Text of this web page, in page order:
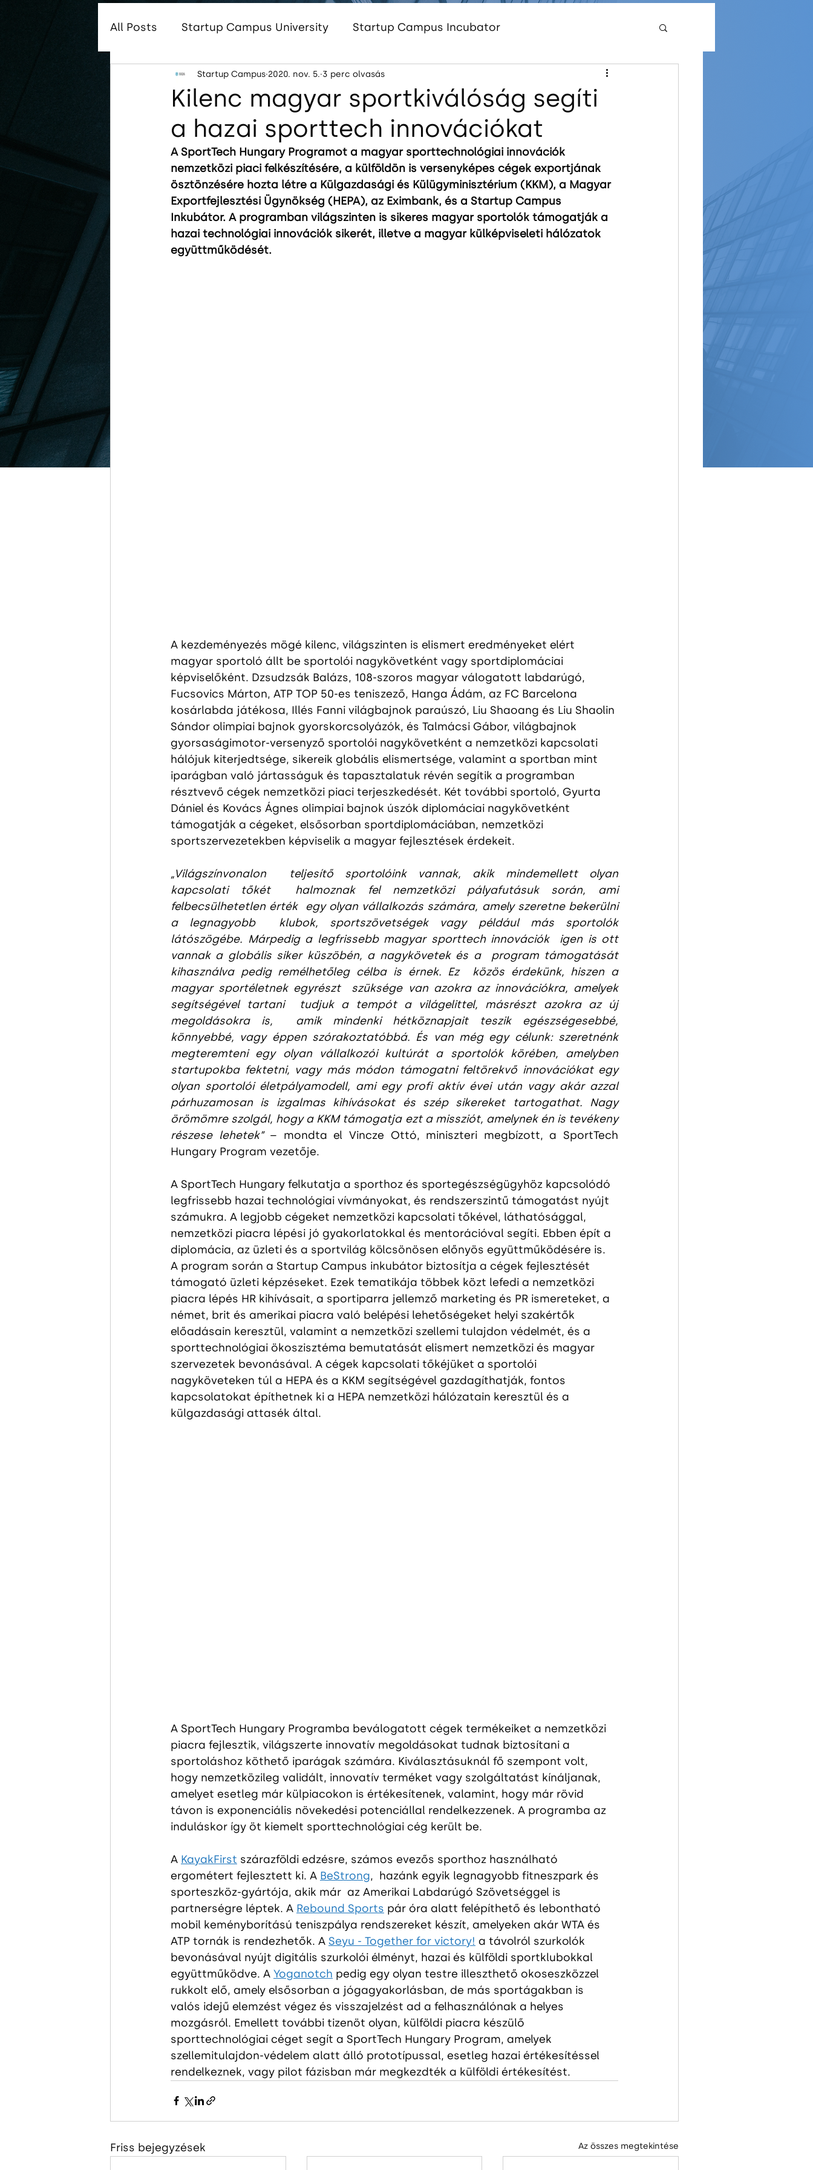
All Posts Startup Campus University Startup Campus Incubator
Startup Campus Global Startup Campus Women
Startup Campus Tungsram InnoEnergy HUB Hungary Startup Campus
Kilenc magyar sportkiválóság segíti
a hazai sporttech innovációkat
Startup Campus 2020. nov. 5. 3 perc olvasás
A SportTech Hungary Programot a magyar sporttechnológiai innovációk
nemzetközi piaci felkészítésére, a külföldön is versenyképes cégek exportjának
ösztönzésére hozta létre a Külgazdasági és Külügyminisztérium (KKM), a Magyar
Exportfejlesztési Ügynökség (HEPA), az Eximbank, és a Startup Campus
Inkubátor. A programban világszinten is sikeres magyar sportolók támogatják a
hazai technológiai innovációk sikerét, illetve a magyar külképviseleti hálózatok
együttműködését.
A kezdeményezés mögé kilenc, világszinten is elismert eredményeket elért
magyar sportoló állt be sportolói nagykövetként vagy sportdiplomáciai
képviselőként. Dzsudzsák Balázs, 108-szoros magyar válogatott labdarúgó,
Fucsovics Márton, ATP TOP 50-es teniszező, Hanga Ádám, az FC Barcelona
kosárlabda játékosa, Illés Fanni világbajnok paraúszó, Liu Shaoang és Liu Shaolin
Sándor olimpiai bajnok gyorskorcsolyázók, és Talmácsi Gábor, világbajnok
gyorsaságimotor-versenyző sportolói nagykövetként a nemzetközi kapcsolati
hálójuk kiterjedtsége, sikereik globális elismertsége, valamint a sportban mint
iparágban való jártasságuk és tapasztalatuk révén segítik a programban
résztvevő cégek nemzetközi piaci terjeszkedését. Két további sportoló, Gyurta
Dániel és Kovács Ágnes olimpiai bajnok úszók diplomáciai nagykövetként
támogatják a cégeket, elsősorban sportdiplomáciában, nemzetközi
sportszervezetekben képviselik a magyar fejlesztések érdekeit.
„Világszínvonalon  teljesítő sportolóink vannak, akik mindemellett olyan
kapcsolati tőkét  halmoznak fel nemzetközi pályafutásuk során, ami
felbecsülhetetlen érték  egy olyan vállalkozás számára, amely szeretne bekerülni
a legnagyobb  klubok, sportszövetségek vagy például más sportolók
látószögébe. Márpedig a legfrissebb magyar sporttech innovációk  igen is ott
vannak a globális siker küszöbén, a nagykövetek és a  program támogatását
kihasználva pedig remélhetőleg célba is érnek. Ez  közös érdekünk, hiszen a
magyar sportéletnek egyrészt  szüksége van azokra az innovációkra, amelyek
segítségével tartani  tudjuk a tempót a világelittel, másrészt azokra az új
megoldásokra is,  amik mindenki hétköznapjait teszik egészségesebbé,
könnyebbé, vagy éppen szórakoztatóbbá. És van még egy célunk: szeretnénk
megteremteni egy olyan vállalkozói kultúrát a sportolók körében, amelyben
startupokba fektetni, vagy más módon támogatni feltörekvő innovációkat egy
olyan sportolói életpályamodell, ami egy profi aktív évei után vagy akár azzal
párhuzamosan is izgalmas kihívásokat és szép sikereket tartogathat. Nagy
örömömre szolgál, hogy a KKM támogatja ezt a missziót, amelynek én is tevékeny
részese lehetek” – mondta el Vincze Ottó, miniszteri megbízott, a SportTech
Hungary Program vezetője.
A SportTech Hungary felkutatja a sporthoz és sportegészségügyhöz kapcsolódó
legfrissebb hazai technológiai vívmányokat, és rendszerszintű támogatást nyújt
számukra. A legjobb cégeket nemzetközi kapcsolati tőkével, láthatósággal,
nemzetközi piacra lépési jó gyakorlatokkal és mentorációval segíti. Ebben épít a
diplomácia, az üzleti és a sportvilág kölcsönösen előnyös együttműködésére is.
A program során a Startup Campus inkubátor biztosítja a cégek fejlesztését
támogató üzleti képzéseket. Ezek tematikája többek közt lefedi a nemzetközi
piacra lépés HR kihívásait, a sportiparra jellemző marketing és PR ismereteket, a
német, brit és amerikai piacra való belépési lehetőségeket helyi szakértők
előadásain keresztül, valamint a nemzetközi szellemi tulajdon védelmét, és a
sporttechnológiai ökoszisztéma bemutatását elismert nemzetközi és magyar
szervezetek bevonásával. A cégek kapcsolati tőkéjüket a sportolói
nagyköveteken túl a HEPA és a KKM segítségével gazdagíthatják, fontos
kapcsolatokat építhetnek ki a HEPA nemzetközi hálózatain keresztül és a
külgazdasági attasék által.
A SportTech Hungary Programba beválogatott cégek termékeiket a nemzetközi
piacra fejlesztik, világszerte innovatív megoldásokat tudnak biztosítani a
sportoláshoz köthető iparágak számára. Kiválasztásuknál fő szempont volt,
hogy nemzetközileg validált, innovatív terméket vagy szolgáltatást kínáljanak,
amelyet esetleg már külpiacokon is értékesítenek, valamint, hogy már rövid
távon is exponenciális növekedési potenciállal rendelkezzenek. A programba az
induláskor így öt kiemelt sporttechnológiai cég került be.
A KayakFirst szárazföldi edzésre, számos evezős sporthoz használható
ergométert fejlesztett ki. A BeStrong,  hazánk egyik legnagyobb fitneszpark és
sporteszköz-gyártója, akik már  az Amerikai Labdarúgó Szövetséggel is
partnerségre léptek. A Rebound Sports pár óra alatt felépíthető és lebontható
mobil keményborítású teniszpálya rendszereket készít, amelyeken akár WTA és
ATP tornák is rendezhetők. A Seyu - Together for victory! a távolról szurkolók
bevonásával nyújt digitális szurkolói élményt, hazai és külföldi sportklubokkal
együttműködve. A Yoganotch pedig egy olyan testre illeszthető okoseszközzel
rukkolt elő, amely elsősorban a jógagyakorlásban, de más sportágakban is
valós idejű elemzést végez és visszajelzést ad a felhasználónak a helyes
mozgásról. Emellett további tizenöt olyan, külföldi piacra készülő
sporttechnológiai céget segít a SportTech Hungary Program, amelyek
szellemitulajdon-védelem alatt álló prototípussal, esetleg hazai értékesítéssel
rendelkeznek, vagy pilot fázisban már megkezdték a külföldi értékesítést.
Friss bejegyzések Az összes megtekintése